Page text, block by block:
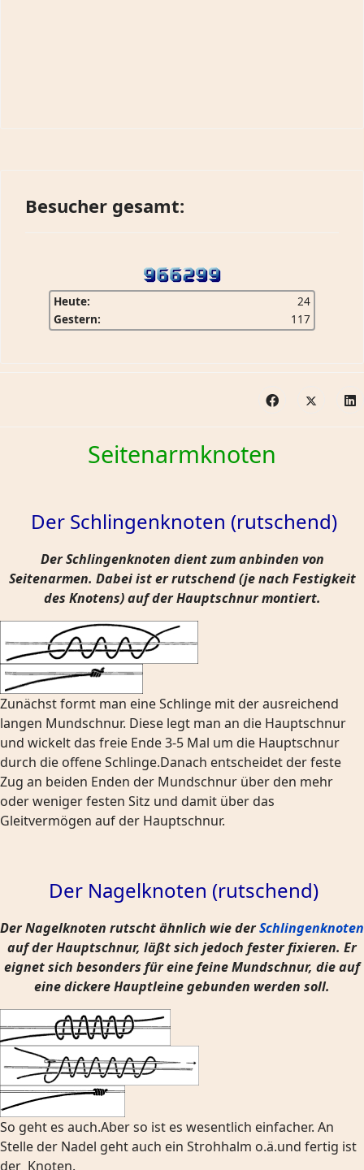
Besucher gesamt:
Heute:
24
Gestern:
117
Seitenarmknoten
Der Schlingenknoten (rutschend)
Der Schlingenknoten dient zum anbinden von
Seitenarmen. Dabei ist er rutschend (je nach Festigkeit
des Knotens) auf der Hauptschnur montiert.
Zunächst formt man eine Schlinge mit der ausreichend
langen Mundschnur. Diese legt man an die Hauptschnur
und wickelt das freie Ende 3-5 Mal um die Hauptschnur
durch die offene Schlinge.Danach entscheidet der feste
Zug an beiden Enden der Mundschnur über den mehr
oder weniger festen Sitz und damit über das
Gleitvermögen auf der Hauptschnur.
Der Nagelknoten (rutschend)
Der Nagelknoten rutscht ähnlich wie derSchlingenknoten
auf der Hauptschnur, läßt sich jedoch fester fixieren. Er
eignet sich besonders für eine feine Mundschnur, die auf
eine dickere Hauptleine gebunden werden soll.
So geht es auch.Aber so ist es wesentlich einfacher. An
Stelle der Nadel geht auch ein Strohhalm o.ä.und fertig ist
der Knoten.